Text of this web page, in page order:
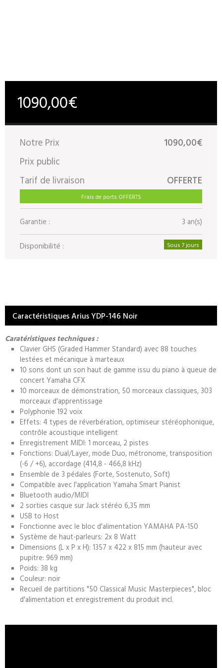
1090,00€
Notre Prix
1090,00€
Prix public
Tarif de livraison
OFFERTE
Frais de ports OFFERTS
Garantie : 3 an(s)
Disponibilité : Sous 7 jours
Caractéristiques Arius YDP-146 Noir
Caratéristiques techniques :
Clavier GHS (Graded Hammer Standard) avec 88 touches
lestées et mécanique à marteaux
10 sons dont un son haut de gamme issu du piano à queue de
concert Yamaha CFX
10 morceaux de démonstration, 50 morceaux classiques, 303
morceaux d'apprentissage
Polyphonie 192 voix
Effets: 4 types de réverbération, optimiseur stéréophonique,
contrôle acoustique intelligent
Enregistrement MIDI: 1 morceau, 2 pistes
Fonctions: Dual/Layer, mode Duo, métronome, transposition
(-6 / +6), accordage (414,8 - 466,8 kHz)
Ensemble de 3 pédales (Forte, Sostenuto, Soft)
Compatible avec l'application Yamaha Smart Pianist
Bluetooth audio/MIDI
2 sorties casque sur Jack stéréo 6,35 mm
USB to Host
Fonctionne avec le bloc d'alimentation YAMAHA PA-150
Système de haut-parleurs: 2x 8 Watt
Dimensions (L x P x H): 1357 x 422 x 815 mm (hauteur avec
pupitre: 969 mm)
Poids: 38 kg
Couleur: noir
Recueil de partitions "50 Classical Music Masterpieces", bloc
d'alimentation et enregistrement du produit incl.